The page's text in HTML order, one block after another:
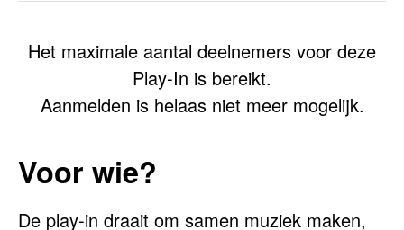
Het maximale aantal deelnemers voor deze
Play-In is bereikt.
Aanmelden is helaas niet meer mogelijk.
Voor wie?
De play-in draait om samen muziek maken,